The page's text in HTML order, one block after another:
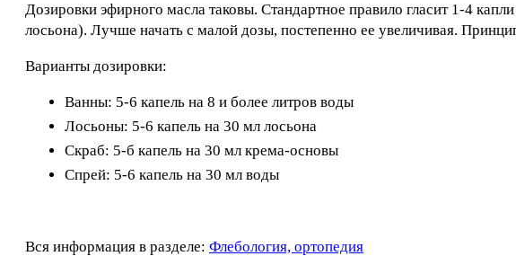
Дозировки эфирного масла таковы. Стандартное правило гласит 1-4
лосьона). Лучше начать с малой дозы, постепенно ее увеличивая.
Варианты дозировки:
Ванны: 5-6 капель на 8 и более литров воды
Лосьоны: 5-6 капель на 30 мл лосьона
Скраб: 5-б капель на 30 мл крема-основы
Спрей: 5-6 капель на 30 мл воды
Вся информация в разделе: Флебология, ортопедия